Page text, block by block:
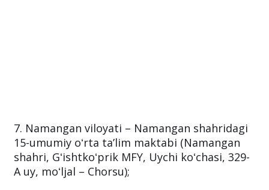
7. Namangan viloyati – Namangan shahridagi
15-umumiy oʻrta taʼlim maktabi (Namangan
shahri, Gʻishtkoʻprik MFY, Uychi koʻchasi, 329-
A uy, moʻljal – Chorsu);